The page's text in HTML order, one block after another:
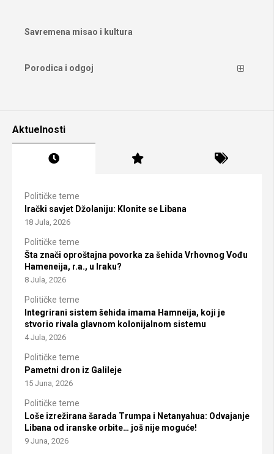
Savremena misao i kultura
Porodica i odgoj
Aktuelnosti
Političke teme
Irački savjet Džolaniju: Klonite se Libana
18 Jula, 2026
Političke teme
Šta znači oproštajna povorka za šehida Vrhovnog Vođu
Hameneija, r.a., u Iraku?
8 Jula, 2026
Političke teme
Integrirani sistem šehida imama Hamneija, koji je
stvorio rivala glavnom kolonijalnom sistemu
4 Jula, 2026
Političke teme
Pametni dron iz Galileje
15 Juna, 2026
Političke teme
Loše izrežirana šarada Trumpa i Netanyahua: Odvajanje
Libana od iranske orbite… još nije moguće!
9 Juna, 2026